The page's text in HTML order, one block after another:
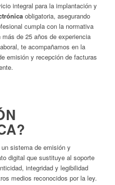
integral para la implantación y
obligatoria, asegurando
cumpla con la normativa
de 25 años de experiencia
te acompañamos en la
emisión y recepción de facturas
sistema de emisión y
digital que sustituye al soporte
integridad y legibilidad
medios reconocidos por la ley.